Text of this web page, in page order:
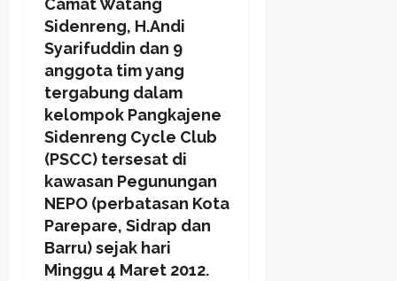
Camat Watang
Sidenreng, H.Andi
Syarifuddin dan 9
anggota tim yang
tergabung dalam
kelompok Pangkajene
Sidenreng Cycle Club
(PSCC) tersesat di
kawasan Pegunungan
NEPO (perbatasan Kota
Parepare, Sidrap dan
Barru) sejak hari
Minggu 4 Maret 2012.